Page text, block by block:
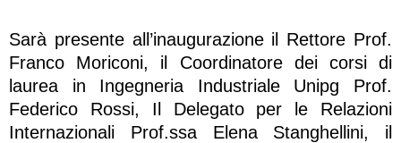
Sarà presente all’inaugurazione il Rettore Prof.
Franco Moriconi, il Coordinatore dei corsi di
laurea in Ingegneria Industriale Unipg Prof.
Federico Rossi, Il Delegato per le Relazioni
Internazionali Prof.ssa Elena Stanghellini, il